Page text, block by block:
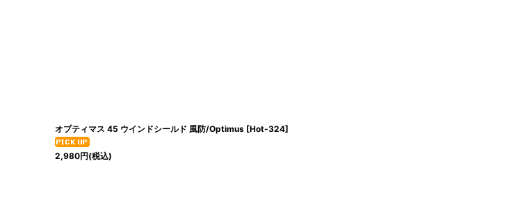
オプティマス 45 ウインドシールド 風防/Optimus [Hot-324]
2,980円(税込)